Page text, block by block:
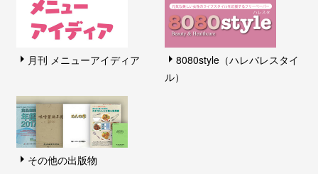
月刊 メニューアイディア
8080style（ハレバレスタイ
ル）
その他の出版物